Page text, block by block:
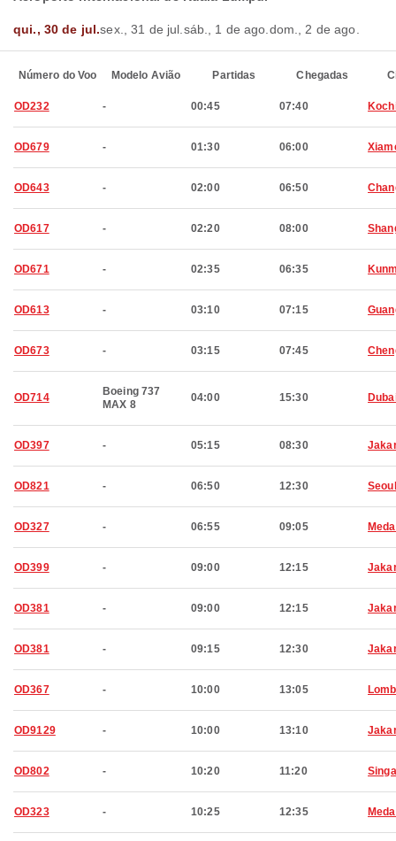
qui., 30 de jul.sex., 31 de jul. sáb., 1 de ago. dom., 2 de ago.
Número do Voo Modelo Avião Partidas Chegadas
OD232 - 00:45 07:40
OD679 - 01:30 06:00
OD643 - 02:00 06:50
OD617 - 02:20 08:00
OD671 - 02:35 06:35
OD613 - 03:10 07:15
OD673 - 03:15 07:45
OD714
Boeing 737
MAX 8
04:00 15:30
OD397 - 05:15 08:30
OD821 - 06:50 12:30 Seoul
OD327 - 06:55 09:05
OD399 - 09:00 12:15
OD381 - 09:00 12:15
OD381 - 09:15 12:30
OD367 - 10:00 13:05
OD9129 - 10:00 13:10
OD802 - 10:20 11:20
OD323 - 10:25 12:35